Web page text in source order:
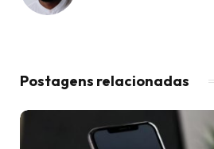
Postagens relacionadas